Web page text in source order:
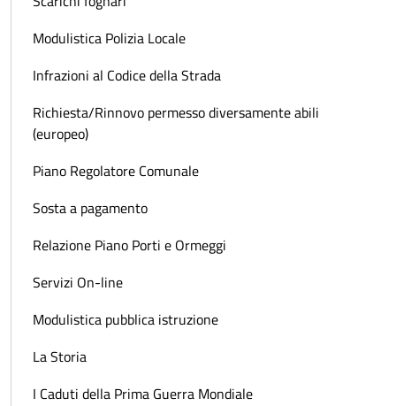
Modulistica Polizia Locale
Infrazioni al Codice della Strada
Richiesta/Rinnovo permesso diversamente abili
(europeo)
Piano Regolatore Comunale
Sosta a pagamento
Relazione Piano Porti e Ormeggi
Servizi On-line
Modulistica pubblica istruzione
La Storia
I Caduti della Prima Guerra Mondiale